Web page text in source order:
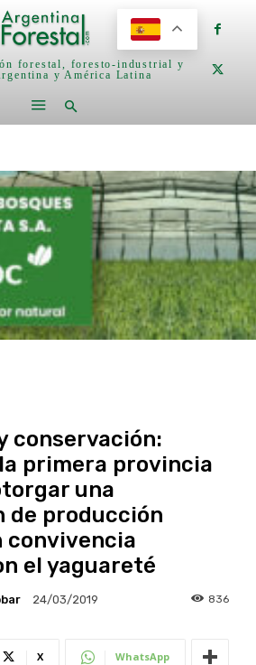
forestal, foresto-industrial y
y América Latina
conservación:
primera provincia
una
de producción
convivencia
el yaguareté
24/03/2019 836
X WhatsApp